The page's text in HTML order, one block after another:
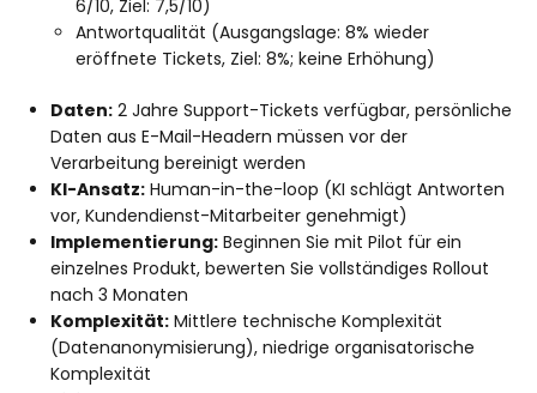
6/10, Ziel: 7,5/10)
Antwortqualität (Ausgangslage: 8% wieder
eröffnete Tickets, Ziel: 8%; keine Erhöhung)
Daten: 2 Jahre Support-Tickets verfügbar, persönliche
Daten aus E-Mail-Headern müssen vor der
Verarbeitung bereinigt werden
KI-Ansatz: Human-in-the-loop (KI schlägt Antworten
vor, Kundendienst-Mitarbeiter genehmigt)
Implementierung: Beginnen Sie mit Pilot für ein
einzelnes Produkt, bewerten Sie vollständiges Rollout
nach 3 Monaten
Komplexität: Mittlere technische Komplexität
(Datenanonymisierung), niedrige organisatorische
Komplexität